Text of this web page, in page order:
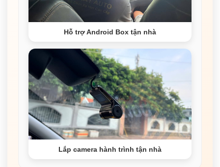
Hỗ trợ Android Box tận nhà
Lắp camera hành trình tận nhà